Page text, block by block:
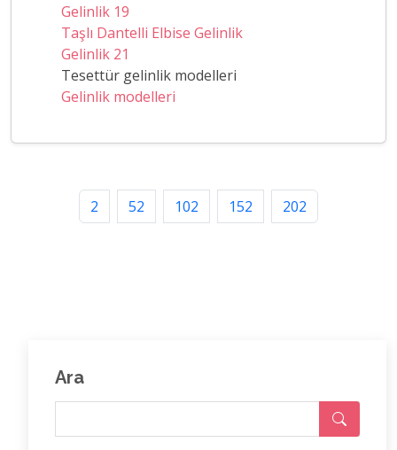
Gelinlik 19
Taşlı Dantelli Elbise Gelinlik
Gelinlik 21
Tesettür gelinlik modelleri
Gelinlik modelleri
2 52 102 152 202
Ara